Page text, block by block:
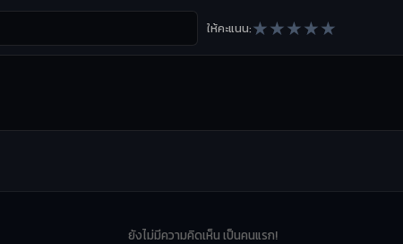
ให้คะแนน:★★★★★
ยังไม่มีความคิดเห็น เป็นคนแรก!